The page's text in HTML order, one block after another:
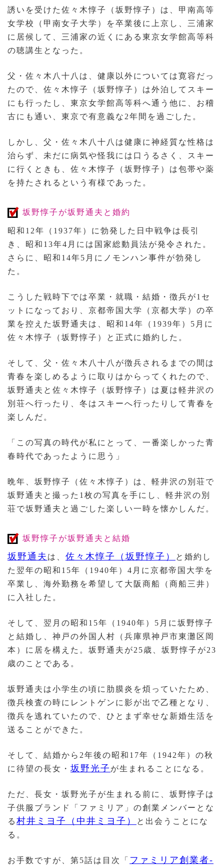
誘いを受けた佐々木惇子（坂野惇子）は、甲南高等
女学校（甲南女子大学）を卒業後に上京し、三浦家
に居候して、三浦家の近くにある東京女学館高等科
の聴講生となった。
父・佐々木八十八は、健康以外については寛容だっ
たので、佐々木惇子（坂野惇子）は外泊してスキー
にも行ったし、東京女学館高等科へ通う他に、お稽
古にも通い、東京で有意義な2年間を過ごした。
しかし、父・佐々木八十八は健康に神経質な性格は
治らず、未だに病気や怪我には口うるさく、スキー
に行くときも、佐々木惇子（坂野惇子）は包帯や薬
を持たされるという有様であった。
坂野惇子が坂野通夫と婚約
昭和12年（1937年）に勃発した日中戦争は長引
き、昭和13年4月には国家総動員法が発令された。
さらに、昭和14年5月にノモンハン事件が勃発し
た。
こうした戦時下では卒業・就職・結婚・徴兵が1セ
ットになっており、京都帝国大学（京都大学）の卒
業を控えた坂野通夫は、昭和14年（1939年）5月に
佐々木惇子（坂野惇子）と正式に婚約した。
そして、父・佐々木八十八が徴兵されるまでの間は
青春を楽しめるように取りはからってくれたので、
坂野通夫と佐々木惇子（坂野惇子）は夏は軽井沢の
別荘へ行ったり、冬はスキーへ行ったりして青春を
楽しんだ。
「この写真の時代が私にとって、一番楽しかった青
春時代であったように思う」
晩年、坂野惇子（佐々木惇子）は、軽井沢の別荘で
坂野通夫と撮った1枚の写真を手にし、軽井沢の別
荘で坂野通夫と過ごした楽しい一時を懐かしんだ。
坂野惇子が坂野通夫と結婚
坂野通夫 は、 佐々木惇子（坂野惇子）
と婚約し
た翌年の昭和15年（1940年）4月に京都帝国大学を
卒業し、海外勤務を希望して大阪商船（商船三井）
に入社した。
そして、翌月の昭和15年（1940年）5月に坂野惇子
と結婚し、神戸の外国人村（兵庫県神戸市東灘区岡
本）に居を構えた。坂野通夫が25歳、坂野惇子が23
歳のことである。
坂野通夫は小学生の頃に肋膜炎を煩っていたため、
徴兵検査の時にレントゲンに影が出で乙種となり、
徴兵を逃れていたので、ひとまず幸せな新婚生活を
送ることができた。
そして、結婚から2年後の昭和17年（1942年）の秋
に待望の長女・ 坂野光子 が生まれることになる。
ただ、長女・坂野光子が生まれる前に、坂野惇子は
子供服ブランド「ファミリア」の創業メンバーとな
る 村井ミヨ子（中井ミヨ子）
と出会うことにな
る。
お手数ですが、第5話は目次「 ファミリア創業者-